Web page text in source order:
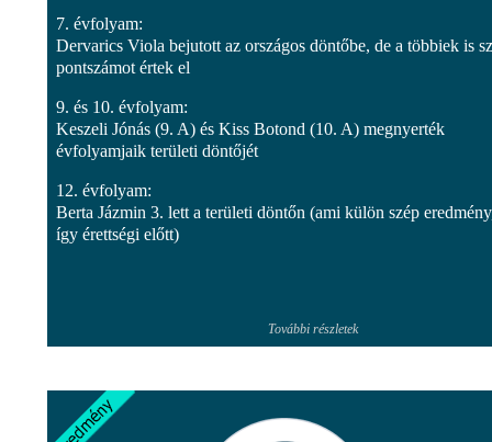
7. évfolyam:
Dervarics Viola bejutott az országos döntőbe, de a többiek is
pontszámot értek el
9. és 10. évfolyam:
Keszeli Jónás (9. A) és Kiss Botond (10. A) megnyerték
évfolyamjaik területi döntőjét
12. évfolyam:
Berta Jázmin 3. lett a területi döntőn (ami külön szép
így érettségi előtt)
További részletek